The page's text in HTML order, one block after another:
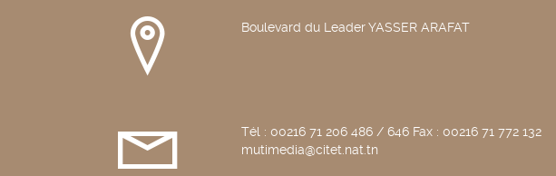
Boulevard du Leader YASSER ARAFAT
Tél : 00216 71 206 486 / 646 Fax : 00216 71 772 132
mutimedia@citet.nat.tn